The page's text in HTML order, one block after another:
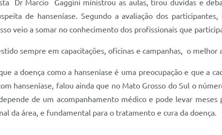
Dr Marcio Gaggini ministrou as aulas, tirou duvidas e
de hanseníase. Segundo a avaliação dos
veio a somar no conhecimento dos profissionais que
sempre em capacitações, oficinas e campanhas, o melhor
a doença como a hanseníase é uma preocupação e que a
hanseníase, falou ainda que no Mato Grosso do Sul o
de um acompanhamento médico e pode levar
da área, e fundamental para o tratamento e cura da doença.